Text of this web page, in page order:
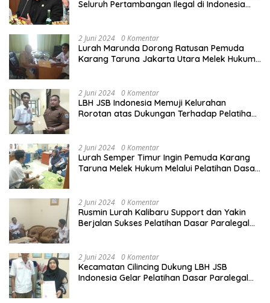
Seluruh Pertambangan Ilegal di Indonesia
2 Juni 2024 0 Komentar
Lurah Marunda Dorong Ratusan Pemuda
Karang Taruna Jakarta Utara Melek Hukum
2 Juni 2024 0 Komentar
LBH JSB Indonesia Memuji Kelurahan
Rorotan atas Dukungan Terhadap Pelatihan
2 Juni 2024 0 Komentar
Lurah Semper Timur Ingin Pemuda Karang
Taruna Melek Hukum Melalui Pelatihan Dasar
2 Juni 2024 0 Komentar
Rusmin Lurah Kalibaru Support dan Yakin
Berjalan Sukses Pelatihan Dasar Paralegal
2 Juni 2024 0 Komentar
Kecamatan Cilincing Dukung LBH JSB
Indonesia Gelar Pelatihan Dasar Paralegal